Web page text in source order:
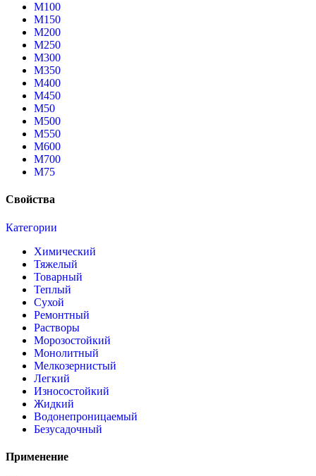
М100
М150
М200
М250
М300
М350
М400
М450
М50
М500
М550
М600
М700
М75
Свойства
Категории
Химический
Тяжелый
Товарный
Теплый
Сухой
Ремонтный
Растворы
Морозостойкий
Монолитный
Мелкозернистый
Легкий
Износостойкий
Жидкий
Водонепроницаемый
Безусадочный
Применение